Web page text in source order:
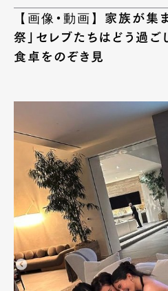
【画像・動画】家族が集
祭」セレブたちはどう過
食卓をのぞき見